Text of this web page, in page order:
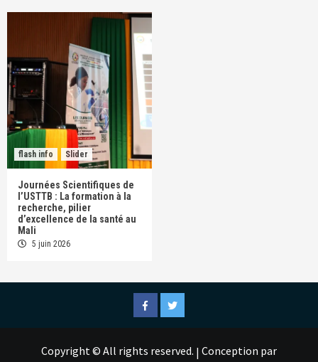
flash info Slider
Journées Scientifiques de
l’USTTB : La formation à la
recherche, pilier
d’excellence de la santé au
Mali
5 juin 2026
FacebookTwitter
Copyright © All rights reserved. | Conception par